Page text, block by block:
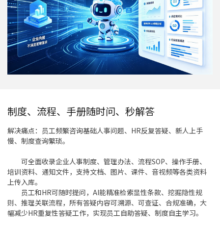
制度、流程、手册随时问、秒解答
解决痛点：员工频繁咨询基础人事问题、HR反复答疑、新人上手
慢、制度查询繁琐。
可全面收录企业人事制度、管理办法、流程SOP、操作手册、
培训资料、通知文件，支持文档、图片、课件、音视频等各类资料
上传入库。
员工和HR可随时提问，AI能精准检索显性条款、挖掘隐性规
则、推理关联流程，所有答疑内容可溯源、可查证、合规准确，大
幅减少HR重复性答疑工作，实现员工自助答疑、制度自主学习。